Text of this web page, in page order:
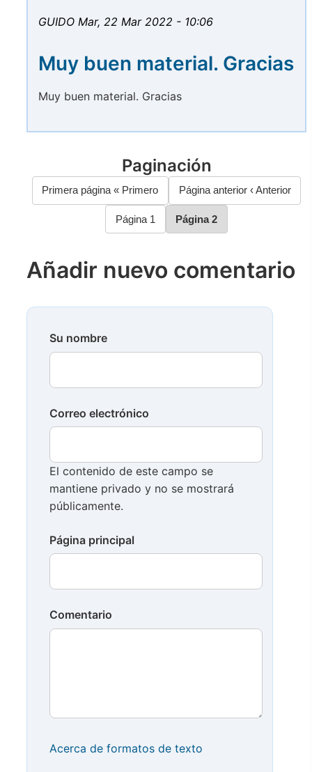
GUIDO Mar, 22 Mar 2022 - 10:06
Muy buen material. Gracias
Muy buen material. Gracias
Paginación
Primera página « Primero Página anterior ‹ Anterior
Página 1 Página2
Añadir nuevo comentario
Su nombre
Correo electrónico
El contenido de este campo se
mantiene privado y no se mostrará
públicamente.
Página principal
Comentario
Acerca de formatos de texto